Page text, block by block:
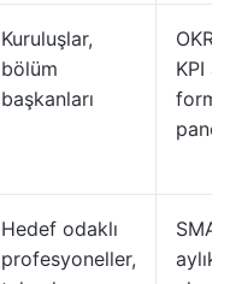
Kuruluşlar,
bölüm
başkanları
OKR
KPI
paneli
Hedef odaklı
profesyoneller,
aylık